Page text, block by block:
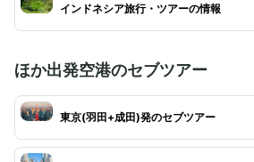
インドネシア旅行・ツアーの情報
ほか出発空港のセブツアー
東京(羽田+成田)発のセブツアー